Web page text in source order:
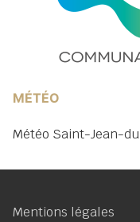
MÉTÉO
Météo Saint-Jean-
Mentions légales